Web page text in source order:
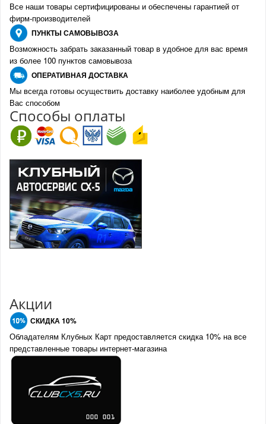
Все наши товары сертифицированы и обеспечены гарантией от
фирм-производителей
ПУНКТЫ САМОВЫВОЗА
Возможность забрать заказанный товар в удобное для вас время
из более 100 пунктов самовывоза
ОПЕРАТИВНАЯ ДОСТАВКА
Мы всегда готовы осуществить доставку наиболее удобным для
Вас способом
Способы оплаты
Акции
СКИДКА 10%
Обладателям Клубных Карт предоставляется скидка 10% на все
представленные товары интернет-магазина